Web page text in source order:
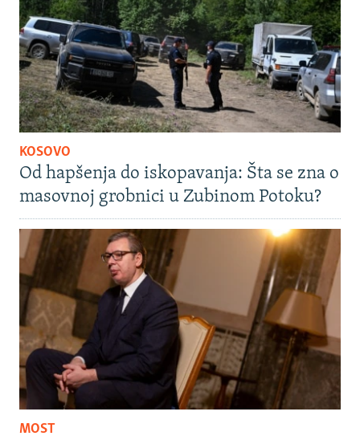
KOSOVO
Od hapšenja do iskopavanja: Šta se zna o
masovnoj grobnici u Zubinom Potoku?
MOST